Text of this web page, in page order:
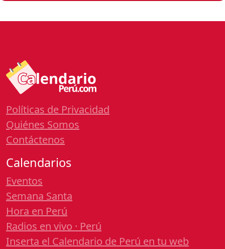
Políticas de Privacidad
Quiénes Somos
Contáctenos
Calendarios
Eventos
Semana Santa
Hora en Perú
Radios en vivo · Perú
Inserta el Calendario de Perú en tu web